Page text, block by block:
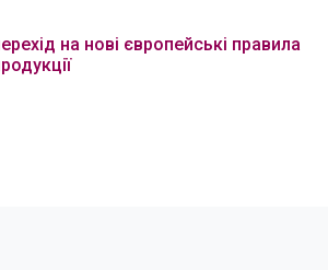
на нові європейські правила